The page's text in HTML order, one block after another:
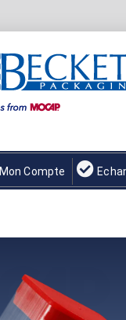
Mon Compte